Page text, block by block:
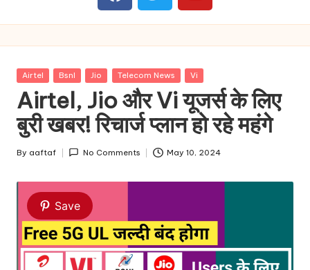
Airtel Bsnl Jio Telecom News Vi
Airtel, Jio और Vi यूजर्स के लिए
बुरी खबर! रिचार्ज प्लान हो रहे महंगे
By aaftaf No Comments May 10, 2024
Save